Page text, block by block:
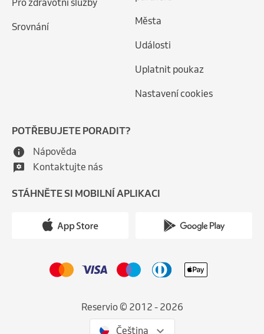
Pro zdravotní služby
Srovnání Města
Události
Uplatnit poukaz
Nastavení cookies
POTŘEBUJETE PORADIT?
Nápověda
Kontaktujte nás
STÁHNĚTE SI MOBILNÍ APLIKACI
Reservio © 2012 - 2026
Čeština